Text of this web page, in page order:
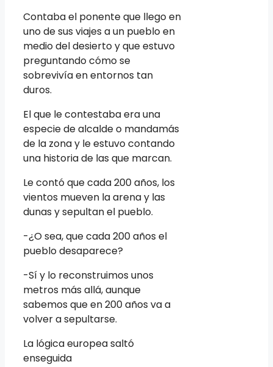
Contaba el ponente que llego en
uno de sus viajes a un pueblo en
medio del desierto y que estuvo
preguntando cómo se
sobrevivía en entornos tan
duros.
El que le contestaba era una
especie de alcalde o mandamás
de la zona y le estuvo contando
una historia de las que marcan.
Le contó que cada 200 años, los
vientos mueven la arena y las
dunas y sepultan el pueblo.
-¿O sea, que cada 200 años el
pueblo desaparece?
-Sí y lo reconstruimos unos
metros más allá, aunque
sabemos que en 200 años va a
volver a sepultarse.
La lógica europea saltó
enseguida